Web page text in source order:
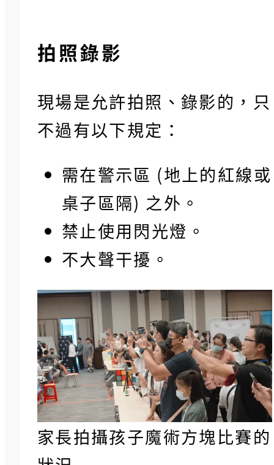
拍照錄影
現場是允許拍照、錄影的，只
不過有以下規定：
需在警示區 (地上的紅線或
桌子區隔) 之外。
禁止使用閃光燈。
不大聲干擾。
家長拍攝孩子魔術方塊比賽的